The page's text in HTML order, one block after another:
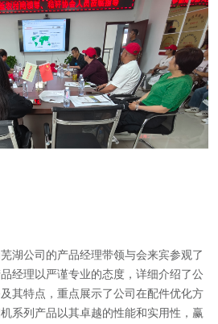
湖公司的产品经理带领与会来宾参观了
经理以严谨专业的态度，详细介绍了公
其特点，重点展示了公司在配件优化方
系列产品以其卓越的性能和实用性，赢